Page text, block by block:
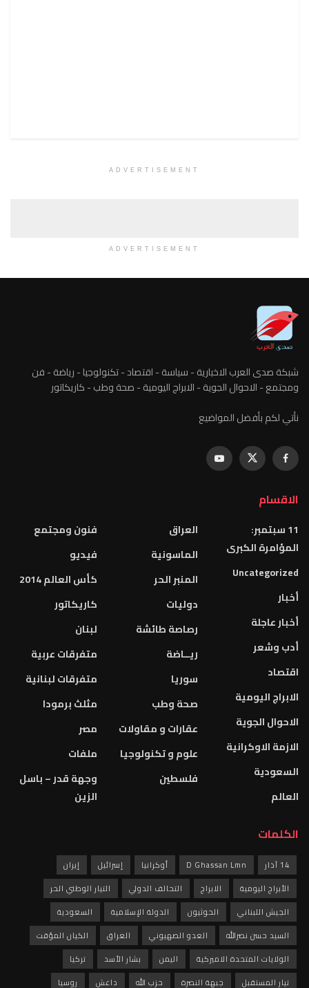
ADVERTISEMENT
ADVERTISEMENT
شبكة صدى العرب الاخبارية - سياسة - اقتصاد - تكنولوجيا - رياضة - فن
ومجتمع - الاحوال الجوية - الابراج اليومية - صحة وطب - كاريكاتور
نأتي لكم بأفضل المواضيع
الاقسام
11 سبتمبر:
المؤامرة الكبرى
Uncategorized
أخبار
أخبار عاجلة
أدب وشعر
اقتصاد
الابراج اليومية
الاحوال الجوية
الازمة الاوكرانية
السعودية
العالم
العراق
الماسونية
المنبر الحر
دوليات
رصاصة طائشة
ريــاضة
سوريا
صحة وطب
عقارات و مقاولات
علوم و تكنولوجيا
فلسطين
فنون ومجتمع
فيديو
كأس العالم 2014
كاريكاتور
لبنان
متفرقات عربية
متفرقات لبنانية
مثلث برمودا
مصر
ملفات
وجهة قدر – باسل
الزين
الكلمات
14 آذار D Ghassan Lmn أوكرانيا إسرائيل
إيران
الأبراج اليومية
الابراج التحالف الدولي
التيار الوطني الحر
الجيش اللبناني
الحوثيون الدولة الإسلامية
السعودية
السيد حسن نصرالله
العدو الصهيوني العراق
الكيان المؤقت
الولايات المتحدة الاميركية
اليمن بشار الأسد
تركيا
تيار المستقبل
جبهة النصرة حزب الله داعش روسيا